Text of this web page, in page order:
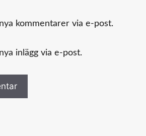
kommentarer via e-post.
inlägg via e-post.